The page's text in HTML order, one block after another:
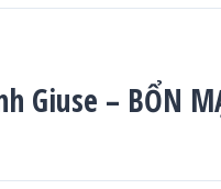
Giuse – BỔN